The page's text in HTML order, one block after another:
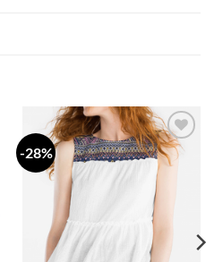
-28%
Dodaj
na